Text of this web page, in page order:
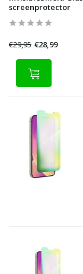
screenprotector
€29,95 €28,99